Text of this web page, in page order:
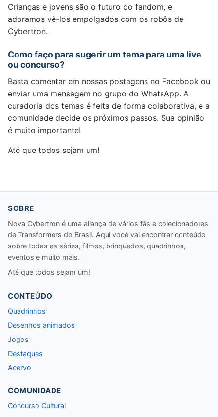
Crianças e jovens são o futuro do fandom, e
adoramos vê-los empolgados com os robôs de
Cybertron.
Como faço para sugerir um tema para uma live
ou concurso?
Basta comentar em nossas postagens no Facebook ou
enviar uma mensagem no grupo do WhatsApp. A
curadoria dos temas é feita de forma colaborativa, e a
comunidade decide os próximos passos. Sua opinião
é muito importante!
Até que todos sejam um!
SOBRE
Nova Cybertron é uma aliança de vários fãs e colecionadores
de Transformers do Brasil. Aqui você vai encontrar conteúdo
sobre todas as séries, filmes, brinquedos, quadrinhos,
eventos e muito mais.
Até que todos sejam um!
CONTEÚDO
Quadrinhos
Desenhos animados
Jogos
Destaques
Acervo
COMUNIDADE
Concurso Cultural